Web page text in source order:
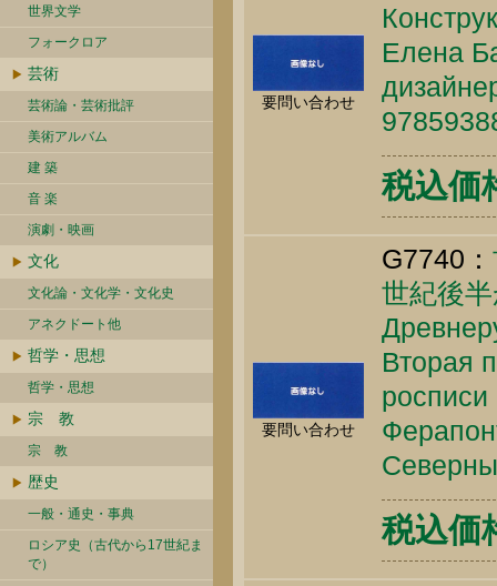
世界文学
フォークロア
芸術
芸術論・芸術批評
美術アルバム
建 築
音 楽
演劇・映画
文化
文化論・文化学・文化史
アネクドート他
哲学・思想
哲学・思想
宗 教
宗 教
歴史
一般・通史・事典
ロシア史（古代から17世紀ま
で）
要問い合わせ
Елена
税込価
要問い合わせ
G7740：
世紀後
Вторая
税込価